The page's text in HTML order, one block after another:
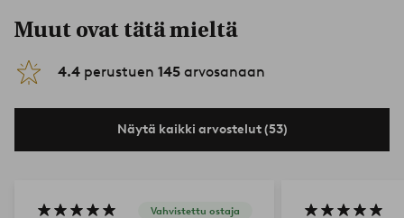
Muut ovat tätä mieltä
4.4 perustuen 145 arvosanaan
Näytä kaikki arvostelut (53)
Vahvistettu ostaja